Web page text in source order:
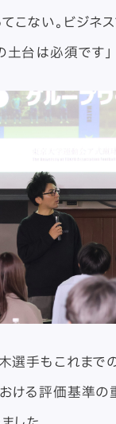
こない。ビジネ
台は必須です」
選手もこれまで
ける評価基準の